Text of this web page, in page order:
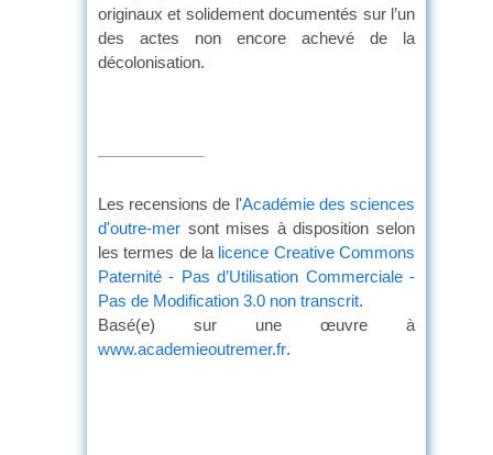
originaux et solidement documentés sur l’un
des actes non encore achevé de la
décolonisation.
Les recensions de l'Académie des sciences
d'outre-mer sont mises à disposition selon
les termes de la licence Creative Commons
Paternité - Pas d’Utilisation Commerciale -
Pas de Modification 3.0 non transcrit.
Basé(e) sur une œuvre à
www.academieoutremer.fr.